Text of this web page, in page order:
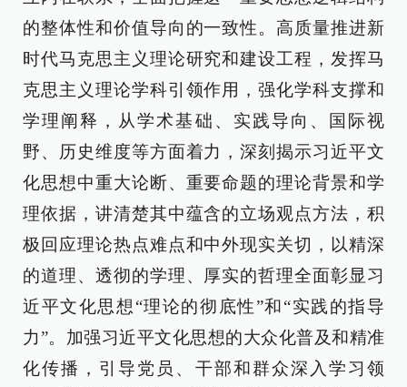
的整体性和价值导向的一致性。高质量推进新
时代马克思主义理论研究和建设工程，发挥马
克思主义理论学科引领作用，强化学科支撑和
学理阐释，从学术基础、实践导向、国际视
野、历史维度等方面着力，深刻揭示习近平文
化思想中重大论断、重要命题的理论背景和学
理依据，讲清楚其中蕴含的立场观点方法，积
极回应理论热点难点和中外现实关切，以精深
的道理、透彻的学理、厚实的哲理全面彰显习
近平文化思想“理论的彻底性”和“实践的指导
力”。加强习近平文化思想的大众化普及和精准
化传播，引导党员、干部和群众深入学习领